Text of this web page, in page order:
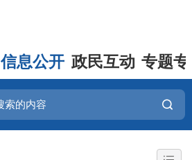
信息公开 政民互动 专题